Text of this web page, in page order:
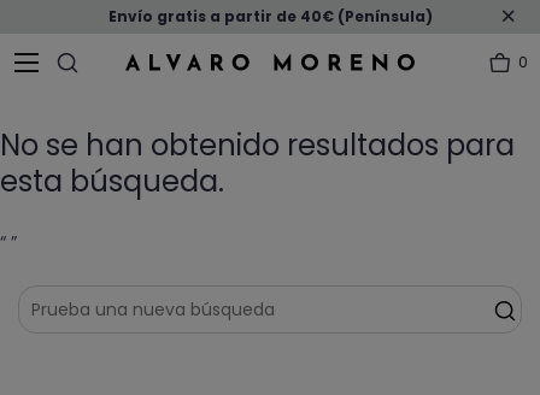
Envío gratis a partir de 40€ (Península)
0
No se han obtenido resultados para
esta búsqueda.
“ ”